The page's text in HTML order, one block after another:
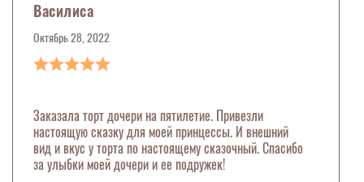
Василиса
Октябрь 28, 2022
Заказала торт дочери на пятилетие. Привезли
настоящую сказку для моей принцессы. И внешний
вид и вкус у торта по настоящему сказочный. Спасибо
за улыбки моей дочери и ее подружек!